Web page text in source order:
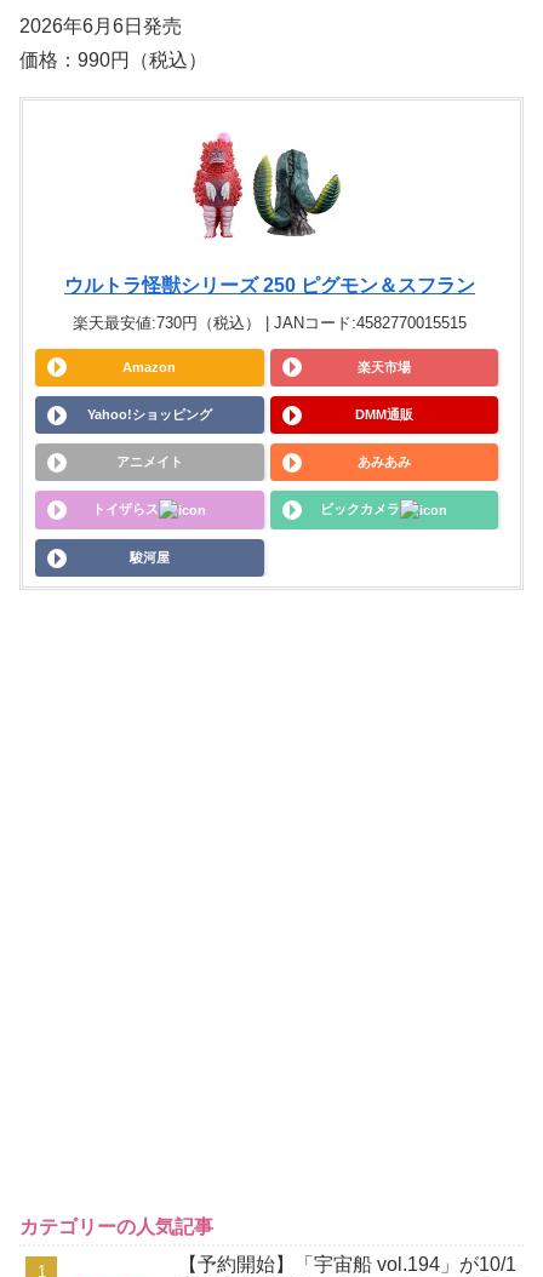
2026年6月6日発売
価格：990円（税込）
ウルトラ怪獣シリーズ 250 ピグモン＆スフラン
楽天最安値:730円（税込） | JANコード:4582770015515
Amazon 楽天市場
Yahoo!ショッピング DMM通販
アニメイト あみあみ
トイザらス ビックカメラ
駿河屋
カテゴリーの人気記事
【予約開始】「宇宙船 vol.194」が10/1